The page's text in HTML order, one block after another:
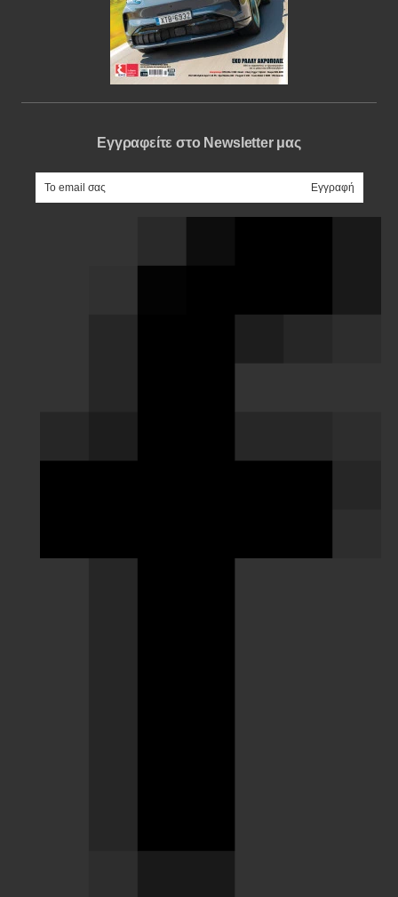
Εγγραφείτε στο Newsletter μας
e-mail